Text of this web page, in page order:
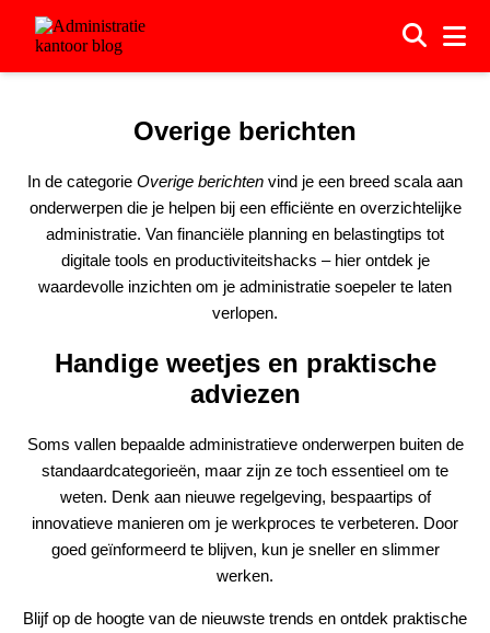
Overige berichten
In de categorie Overige berichten vind je een breed scala aan
onderwerpen die je helpen bij een efficiënte en overzichtelijke
administratie. Van financiële planning en belastingtips tot
digitale tools en productiviteitshacks – hier ontdek je
waardevolle inzichten om je administratie soepeler te laten
verlopen.
Handige weetjes en praktische
adviezen
Soms vallen bepaalde administratieve onderwerpen buiten de
standaardcategorieën, maar zijn ze toch essentieel om te
weten. Denk aan nieuwe regelgeving, bespaartips of
innovatieve manieren om je werkproces te verbeteren. Door
goed geïnformeerd te blijven, kun je sneller en slimmer
werken.
Blijf op de hoogte van de nieuwste trends en ontdek praktische